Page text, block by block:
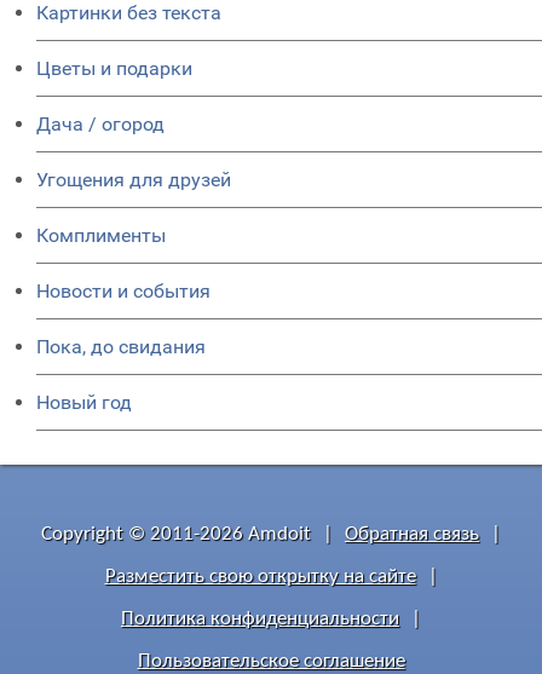
Картинки без текста
Цветы и подарки
Дача / огород
Угощения для друзей
Комплименты
Новости и события
Пока, до свидания
Новый год
Copyright © 2011-2026 Amdoit Обратная связь
Разместить свою открытку на сайте
Политика конфиденциальности
Пользовательское соглашение